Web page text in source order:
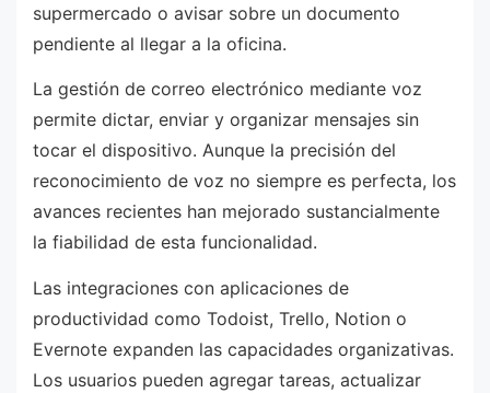
supermercado o avisar sobre un documento
pendiente al llegar a la oficina.
La gestión de correo electrónico mediante voz
permite dictar, enviar y organizar mensajes sin
tocar el dispositivo. Aunque la precisión del
reconocimiento de voz no siempre es perfecta, los
avances recientes han mejorado sustancialmente
la fiabilidad de esta funcionalidad.
Las integraciones con aplicaciones de
productividad como Todoist, Trello, Notion o
Evernote expanden las capacidades organizativas.
Los usuarios pueden agregar tareas, actualizar